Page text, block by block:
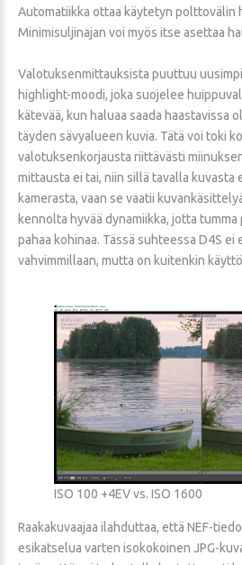
Automatiikka ottaa käytetyn polttovälin
Minimisuljinajan voi myös itse asettaa
Valotuksenmittauksista puuttuu
highlight-moodi, joka suojelee
kätevää, kun haluaa saada haastavissa
täyden sävyalueen kuvia. Tätä voi toki
valotuksenkorjausta riittävästi
mittausta ei tai, niin sillä tavalla kuvasta
kamerasta, vaan se vaatii
kennolta hyvää dynamiikka, jotta tumma
pahaa kohinaa. Tässä suhteessa D4S ei
vahvimmillaan, mutta on kuitenkin
ISO 100 +4EV vs. ISO 1600
Raakakuvaajaa ilahduttaa, että NEF-
esikatselua varten isokokoinen JPG-